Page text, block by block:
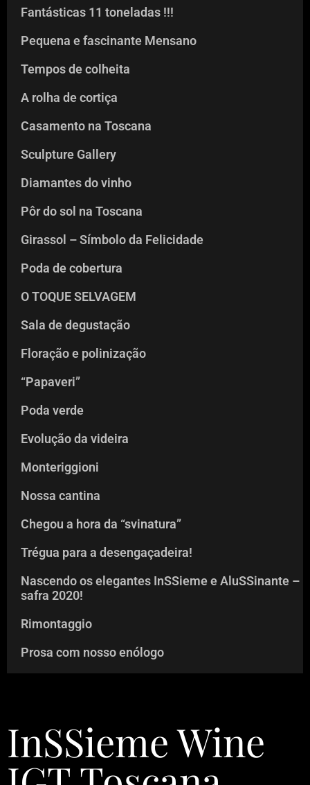
Fantásticas 11 toneladas !!!
Pequena e fascinante Mensano
Tempos de colheita
A rolha de cortiça
Casamento na Toscana
Sculpture Gallery
Diamantes do vinho
Pôr do sol na Toscana
Girassol – Símbolo da Felicidade
Poda de cobertura
O TOQUE SELVAGEM
Sala de degustação
Floração e polinização
“Papaveri”
Poda verde
Evolução da videira
Monteriggioni
Nossa cantina
Chegou a hora da “svinatura”
Trégua para a desengaçadeira!
Nascendo os elegantes InSSieme e AluSSinante –
safra 2020!
Rimontaggio
Prosa com nosso enólogo
InSSieme Wine